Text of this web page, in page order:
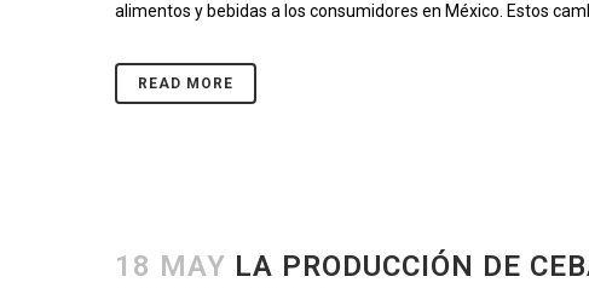
alimentos y bebidas a los consumidores en México. Estos
READ MORE
18 MAY LA PRODUCCIÓN DE